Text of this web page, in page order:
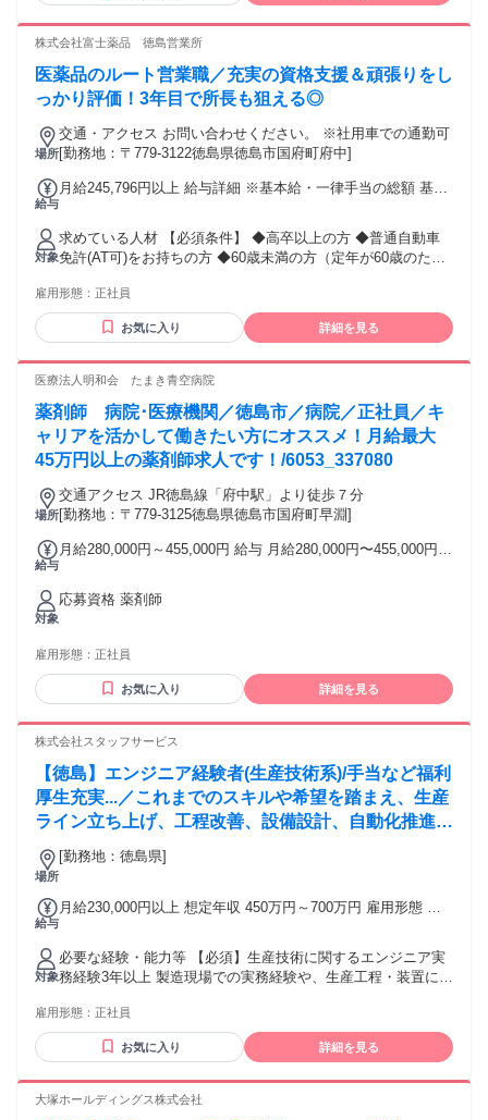
株式会社富士薬品 徳島営業所
医薬品のルート営業職／充実の資格支援＆頑張りをし
っかり評価！3年目で所長も狙える◎
場所
交通・アクセス お問い合わせください。 ※社用車での通勤可
[勤務地：〒779-3122徳島県徳島市国府町府中]
給与
月給245,796円以上 給与詳細 ※基本給・一律手当の総額 基本
律で支払われる通勤・皆勤・家族手当金額：なし 全員に一律
で支払われるその他手当金額：あり 1ヶ月あたり3万5796円 〜
固定残業代：あり ※上記その他手当に記載 1ヶ月あたり3万
5796円 〜（固定残業時間：1ヶ月あたり22時間30分） ※事業
業代とは別に、時間外勤務手当を全額支給。 ◆昇給年1回
【賞与について】 ◆半期ごとに6ヵ月間の個人成績を評価し、
業績給として毎月の給与に上乗せして支給 ◆業績によって決
算賞与あり ◆他、各種手当あり ・資格手当(登録販売者／月
5000円) ・役職手当 ・時間外手当(超過分) ・扶養内手当 (子1
人／1万4000円)
対象
求めている人材 【必須条件】 ◆高卒以上の方 ◆普通自動車
免許(AT可)をお持ちの方 ◆60歳未満の方（定年が60歳のた
歓迎 ◇20代男性・女性活躍中 ◇30代男性・女性活躍中 ＼異
業種からの転職も大歓迎／ 接客業、事務、パティシエ、ドラ
イバー、 消防士、製造スタッフ、ITエンジニア など…幅広い
制度が整っているので、しっかりキャリアを築いていけます
年のため））
雇用形態： 正社員
お気に入り 詳細を見る
医療法人明和会 たまき青空病院
薬剤師 病院･医療機関／徳島市／病院／正社員／キ
ャリアを活かして働きたい方にオススメ！月給最大
45万円以上の薬剤師求人です！/6053_337080
場所
交通アクセス JR徳島線「府中駅」より徒歩７分
[勤務地：〒779-3125徳島県徳島市国府町早淵]
給与
月給280,000円～455,000円 給与 月給280,000円〜455,000円
～70,000円 職務手当 35,000円 役職手当 0円～50,000円 その
他手当: 皆勤手当 5,000円、又は精勤手当 3,000円 給与詳細:
年２回（計3.50ヶ月分）※前年度実績 昇給（前年度実績）: 年
い方法）: 15日締め・当月28日支払い 銀行振込
対象
応募資格 薬剤師
雇用形態： 正社員
お気に入り 詳細を見る
株式会社スタッフサービス
【徳島】エンジニア経験者(生産技術系)/手当など福利
厚生充実...／これまでのスキルや希望を踏まえ、生産
ライン立ち上げ、工程改善、設備設計、自動化推進な
ど多彩な案件をお任せします。モノづくりの基盤を支
えるエンジニアとして、実務経験を活かせる最適な環
場所
[勤務地：徳島県]
給与
月給230,000円以上 想定年収 450万円～700万円 雇用形態 正
￥230,000～ 基本給￥225,000～ 諸手当￥5,000～を含む/月 諸
手当：通勤手当（会社規定に基づき支給）、残業手当（残業
時間に応じて別途支給） 試用期間 有 期間：3ヶ月 備考：変更
無
対象
必要な経験・能力等 【必須】生産技術に関するエンジニア実
務経験3年以上 製造現場での実務経験や、生産工程・装置に関
体制：配属後、営業やカウンセラーなど当社スタッフが全面
サポート。大手メーカーでのエンジニア経験をもつカウンセ
ラーの定期面談や成長支援プログラムにより無理なく自身に
に配属先からの評価を反映/有給取得推進/社宅完備など ◆キ
雇用形態： 正社員
お気に入り 詳細を見る
大塚ホールディングス株式会社